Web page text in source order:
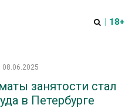
| 18+
08.06.2025
занятости стал
в Петербурге